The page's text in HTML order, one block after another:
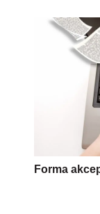
Forma